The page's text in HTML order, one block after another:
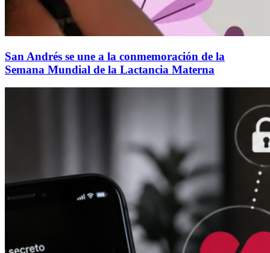
San Andrés se une a la conmemoración de la
Semana Mundial de la Lactancia Materna